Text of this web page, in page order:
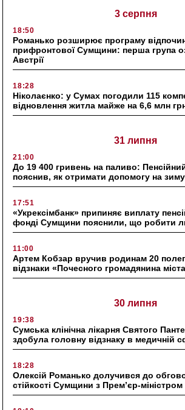
3 серпня
18:50
Романько розширює програму
прифронтової Сумщини: перша група
Австрії
18:28
Ніколаєнко: у Сумах погодили 115
відновлення житла майже на 6,6 млн
31 липня
21:00
До 19 400 гривень на паливо:
пояснив, як отримати допомогу на зиму
17:51
«Укрексімбанк» припиняє виплату
фонді Сумщини пояснили, що робити
11:00
Артем Кобзар вручив родинам 20
відзнаки «Почесного громадянина
30 липня
19:38
Сумська клінічна лікарня Святого
здобула головну відзнаку в медичній
18:28
Олексій Романько долучився до
стійкості Сумщини з Прем’єр-міністром